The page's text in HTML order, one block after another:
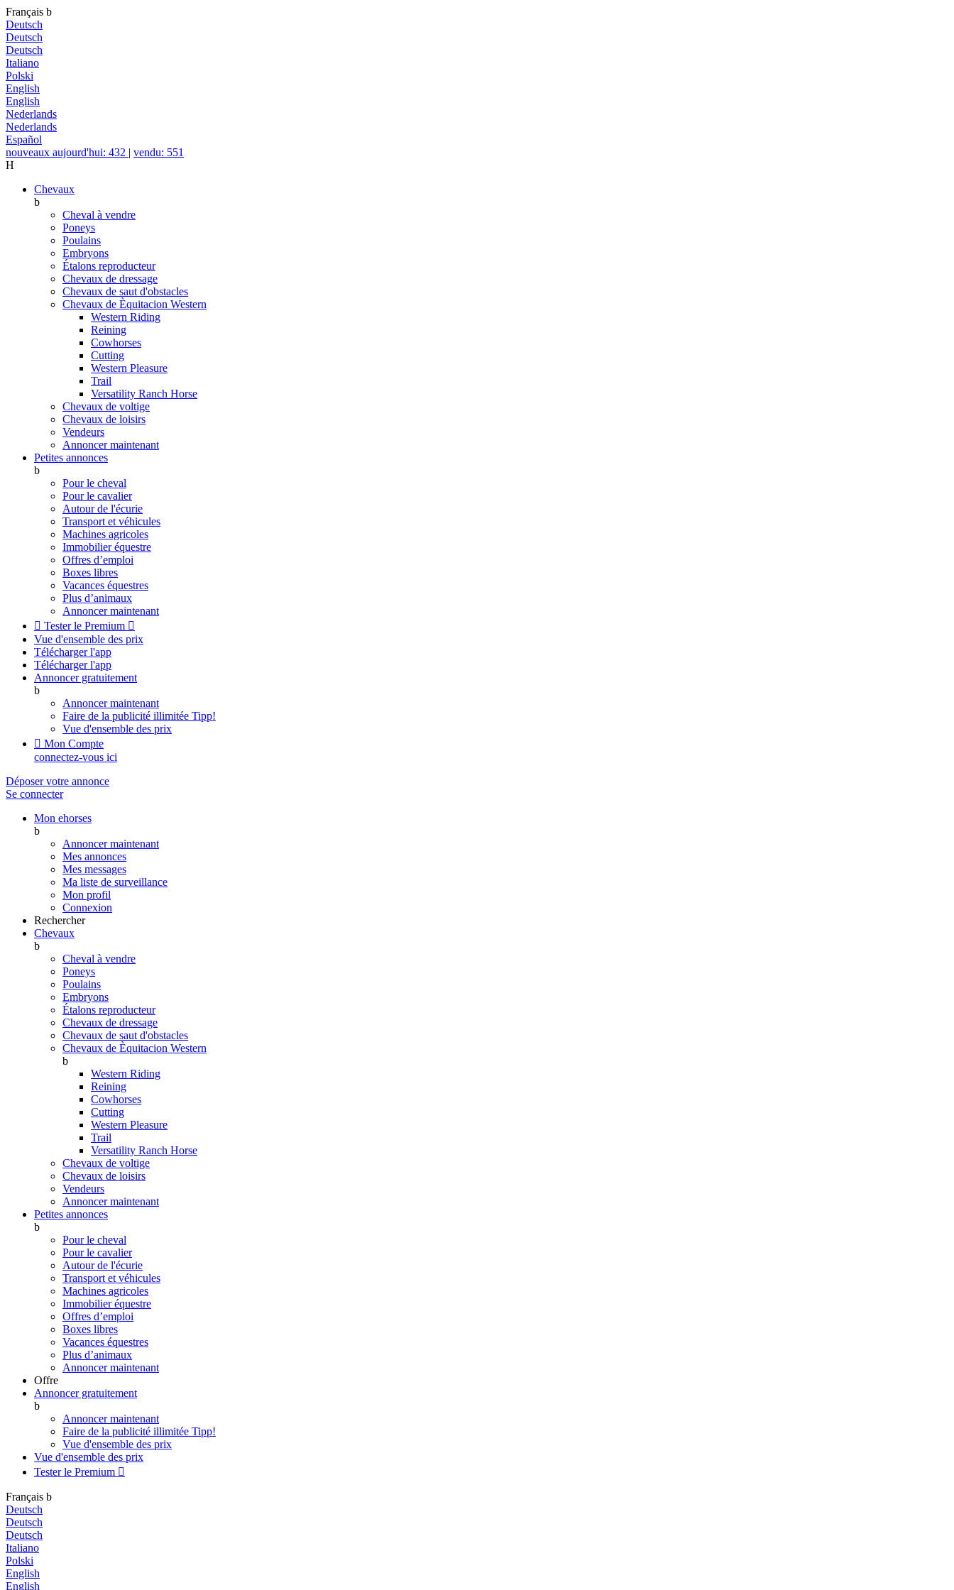
Français b
Deutsch
Deutsch
Deutsch
Italiano
Polski
English
English
Nederlands
Nederlands
Español
nouveaux aujourd'hui: 432 | vendu: 551
H
Chevaux
b
Cheval à vendre
Poneys
Poulains
Embryons
Étalons reproducteur
Chevaux de dressage
Chevaux de saut d'obstacles
Chevaux de Èquitacion Western
Western Riding
Reining
Cowhorses
Cutting
Western Pleasure
Trail
Versatility Ranch Horse
Chevaux de voltige
Chevaux de loisirs
Vendeurs
Annoncer maintenant
Petites annonces
b
Pour le cheval
Pour le cavalier
Autour de l'écurie
Transport et véhicules
Machines agricoles
Immobilier équestre
Offres d’emploi
Boxes libres
Vacances équestres
Plus d’animaux
Annoncer maintenant
 Tester le Premium 
Vue d'ensemble des prix
Télécharger l'app
Télécharger l'app
Annoncer gratuitement
b
Annoncer maintenant
Faire de la publicité illimitée Tipp!
Vue d'ensemble des prix
 Mon Compte
connectez-vous ici
Déposer votre annonce
Se connecter
Mon ehorses
b
Annoncer maintenant
Mes annonces
Mes messages
Ma liste de surveillance
Mon profil
Connexion
Rechercher
Chevaux
b
Cheval à vendre
Poneys
Poulains
Embryons
Étalons reproducteur
Chevaux de dressage
Chevaux de saut d'obstacles
Chevaux de Èquitacion Western
b
Western Riding
Reining
Cowhorses
Cutting
Western Pleasure
Trail
Versatility Ranch Horse
Chevaux de voltige
Chevaux de loisirs
Vendeurs
Annoncer maintenant
Petites annonces
b
Pour le cheval
Pour le cavalier
Autour de l'écurie
Transport et véhicules
Machines agricoles
Immobilier équestre
Offres d’emploi
Boxes libres
Vacances équestres
Plus d’animaux
Annoncer maintenant
Offre
Annoncer gratuitement
b
Annoncer maintenant
Faire de la publicité illimitée Tipp!
Vue d'ensemble des prix
Vue d'ensemble des prix
Tester le Premium 
Français b
Deutsch
Deutsch
Deutsch
Italiano
Polski
English
English